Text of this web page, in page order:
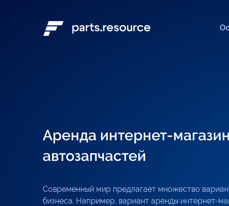
Аренда интернет-
автозапчастей
Современный мир предлагает множество
бизнеса. Например, вариант аренды интернет-